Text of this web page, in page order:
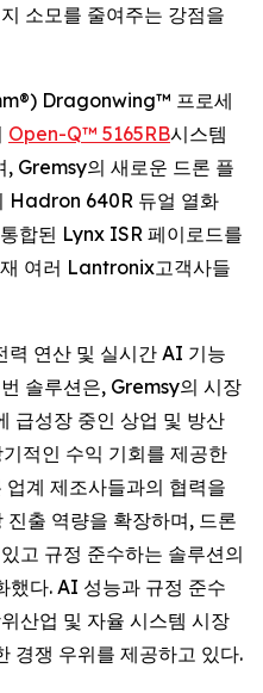
소모를 줄여주는 강점을
Dragonwing™ 프로세
Open-Q™ 5165RB시스템
Gremsy의 새로운 드론 플
Hadron 640R 듀얼 열화
합된 Lynx ISR 페이로드를
여러 Lantronix고객사들
력 연산 및 실시간 AI 기능
솔루션은, Gremsy의 시장
급성장 중인 상업 및 방산
적인 수익 기회를 제공한
계 제조사들과의 협력을
출 역량을 확장하며, 드론
고 규정 준수하는 솔루션의
했다. AI 성능과 규정 준수
산업 및 자율 시스템 시장
경쟁 우위를 제공하고 있다.